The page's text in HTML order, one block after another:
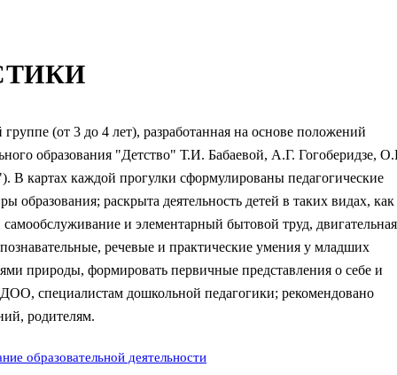
(от 3 до 4 лет), разработанная на основе положений
образования "Детство" Т.И. Бабаевой, А.Г. Гогоберидзе,
картах каждой прогулки сформулированы педагогические
раскрыта деятельность детей в таких видах, как
и элементарный бытовой труд,
речевые и практические умения у младших
природы, формировать первичные представления о себе и
специалистам дошкольной педагогики; рекомендовано
родителям.
образовательной деятельности